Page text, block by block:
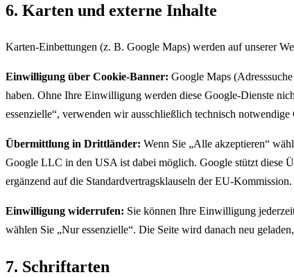
6. Karten und externe Inhalte
Karten-Einbettungen (z. B. Google Maps) werden auf unserer
Einwilligung über Cookie-Banner: Google Maps
haben. Ohne Ihre Einwilligung werden diese Google-Dienste
essenzielle“, verwenden wir ausschließlich technisch notwendige
Übermittlung in Drittländer: Wenn Sie „Alle akzeptieren“
Google LLC in den USA ist dabei möglich. Google stützt diese
ergänzend auf die Standardvertragsklauseln der EU-Kommission.
Einwilligung widerrufen: Sie können Ihre Einwilligung
wählen Sie „Nur essenzielle“. Die Seite wird danach neu
7. Schriftarten